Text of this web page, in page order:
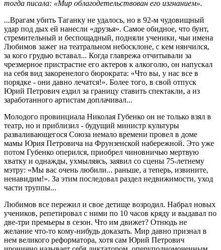
тогда писала: «Мир облагодетельствован его изгнанием».
...Врагам убить Таганку не удалось, но в 92-м чудовищный
удар под дых ей нанесли «друзья». Самое обидное, что бунт,
стремительный и беспощадный, подняли ученики, чьи имена
Любимов зажег на театральном небосклоне, с кем нянчился,
за кого грудью вставал... Когда главрежа отчитывали за
чрезмерное пристрастие его актеров к алкоголю, он напускал
на себя вид закоренелого бюрократа: «Что вы, у нас все в
порядке - они давно лечатся!». Более того, в свой отпуск
Юрий Петрович ездил за границу ставить спектакли, а из
заработанного артистам доплачивал...
Молодого провинциала Николая Губенко он не только взял в
театр, но и приблизил - будущий министр культуры
разваливающегося Союза немало времени провел в доме
мамы Юрия Петровича на Фрунзенской набережной. Это уже
потом Губенко оперился, приобрел чиновничью мертвую
хватку и однажды, ухмыляясь, заявил со сцены 75-летнему
мэтру: «Мы вас очень любили... раньше, а теперь, извините,
ненавидим!». За этим последовал раздел недвижимости, уход
части труппы...
Любимов все пережил и свое детище возродил. Набрал новых
учеников, репетировал с ними по 10 часов кряду и выдавал по
две-три премьеры в сезон. Что им движет? Отнюдь не
желание что-то кому-нибудь доказать. Мир давно признал в
нем великого реформатора, хотя сам Юрий Петрович